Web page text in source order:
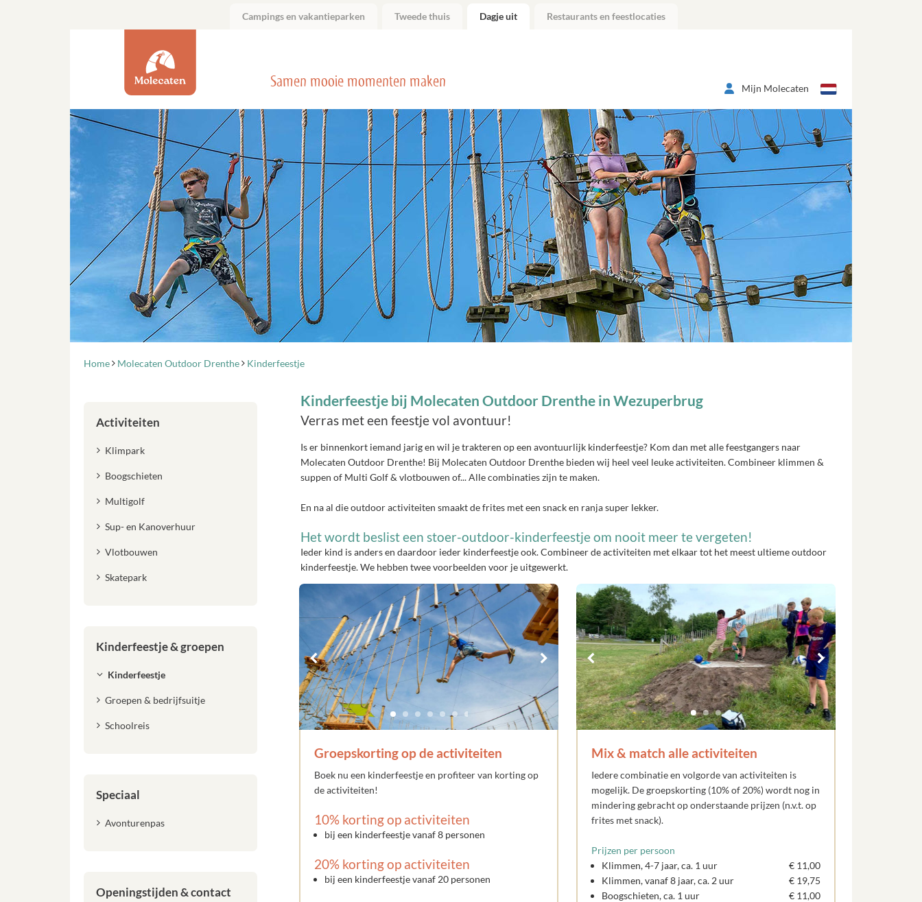
Campings en vakantieparken Tweede thuis Dagje uit Restaurants en feestlocaties
Samen mooie momenten maken Mijn Molecaten
Home Molecaten Outdoor Drenthe Kinderfeestje
Kinderfeestje bij Molecaten Outdoor Drenthe in Wezuperbrug
Verras met een feestje vol avontuur!
Is er binnenkort iemand jarig en wil je trakteren op een avontuurlijk kinderfeestje? Kom dan met alle feestgangers naar
Molecaten Outdoor Drenthe! Bij Molecaten Outdoor Drenthe bieden wij heel veel leuke activiteiten. Combineer klimmen &
suppen of Multi Golf & vlotbouwen of... Alle combinaties zijn te maken.
En na al die outdoor activiteiten smaakt de frites met een snack en ranja super lekker.
Het wordt beslist een stoer-outdoor-kinderfeestje om nooit meer te vergeten!
Ieder kind is anders en daardoor ieder kinderfeestje ook. Combineer de activiteiten met elkaar tot het meest ultieme outdoor
kinderfeestje. We hebben twee voorbeelden voor je uitgewerkt.
Groepskorting op de activiteiten
Boek nu een kinderfeestje en profiteer van korting op
de activiteiten!
10% korting op activiteiten
bij een kinderfeestje vanaf 8 personen
20% korting op activiteiten
bij een kinderfeestje vanaf 20 personen
Mix & match alle activiteiten
Iedere combinatie en volgorde van activiteiten is
mogelijk. De groepskorting (10% of 20%) wordt nog in
mindering gebracht op onderstaande prijzen (n.v.t. op
frites met snack).
Prijzen per persoon
Klimmen, 4-7 jaar, ca. 1 uur
€ 11,00
Klimmen, vanaf 8 jaar, ca. 2 uur
€ 19,75
Boogschieten, ca. 1 uur
€ 11,00
Activiteiten
Klimpark
Boogschieten
Multigolf
Sup- en Kanoverhuur
Vlotbouwen
Skatepark
Kinderfeestje & groepen
Kinderfeestje
Groepen & bedrijfsuitje
Schoolreis
Speciaal
Avonturenpas
Openingstijden & contact